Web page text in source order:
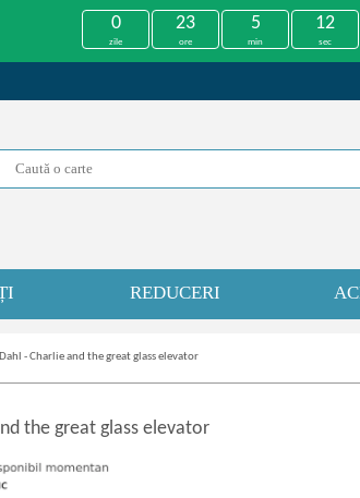
0
zile
23
ore
5
min
12
sec
REDUCERI
- Charlie and the great glass elevator
the great glass elevator